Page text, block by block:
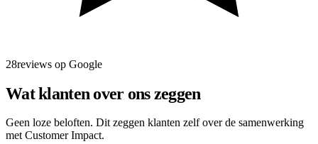
28reviews op Google
Wat klanten over ons zeggen
Geen loze beloften. Dit zeggen klanten zelf over de samenwerking
met Customer Impact.